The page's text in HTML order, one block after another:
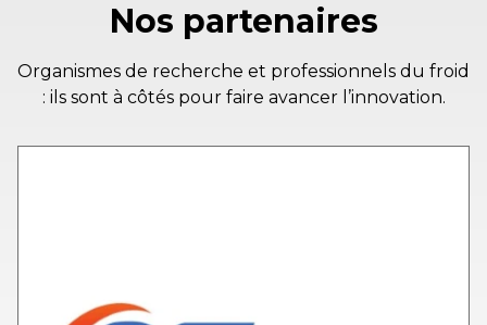
Nos partenaires
Organismes de recherche et professionnels du froid
: ils sont à côtés pour faire avancer l’innovation.